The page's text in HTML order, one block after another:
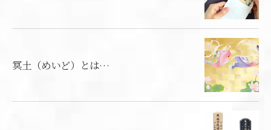
冥土（めいど）とは…